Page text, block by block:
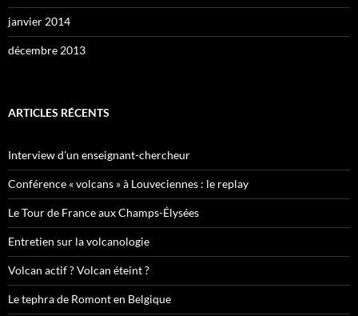
janvier 2014
décembre 2013
ARTICLES RÉCENTS
Interview d’un enseignant-chercheur
Conférence « volcans » à Louveciennes : le replay
Le Tour de France aux Champs-Élysées
Entretien sur la volcanologie
Volcan actif ? Volcan éteint ?
Le tephra de Romont en Belgique